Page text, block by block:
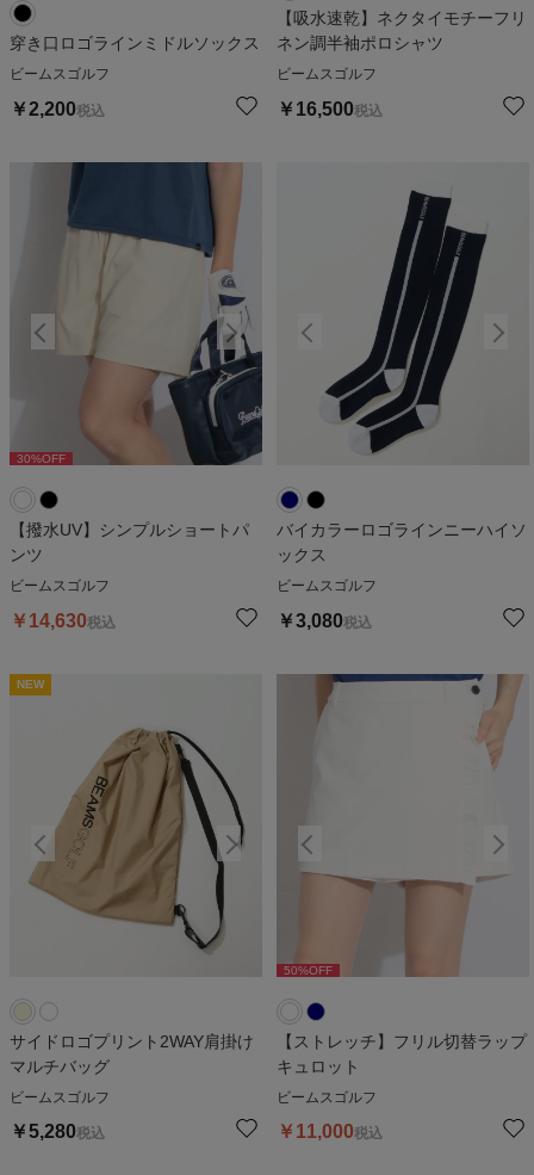
穿き口ロゴラインミドルソックス
ビームスゴルフ
￥2,200税込
【吸水速乾】ネクタイモチーフリ
ネン調半袖ポロシャツ
ビームスゴルフ
￥ 16,500税込
30%OFF
【撥水UV】シンプルショートパ
ンツ
ビームスゴルフ
￥ 14,630税込
バイカラーロゴラインニーハイソ
ックス
ビームスゴルフ
￥3,080税込
NEW
サイドロゴプリント2WAY肩掛け
マルチバッグ
ビームスゴルフ
￥5,280税込
50%OFF
【ストレッチ】フリル切替ラップ
キュロット
ビームスゴルフ
￥ 11,000税込